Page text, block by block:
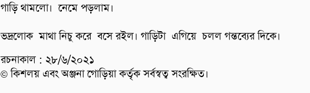
গাড়ি থামলো।  নেমে পড়লাম।
ভদ্রলোক  মাথা নিচু করে  বসে রইল। গাড়িটা  এগিয়ে  চলল গন্তব্যের দিকে।
রচনাকাল : ২৮/৬/২০২১
© কিশলয় এবং অঞ্জনা গোড়িয়া কর্তৃক সর্বস্বত্ব সংরক্ষিত।